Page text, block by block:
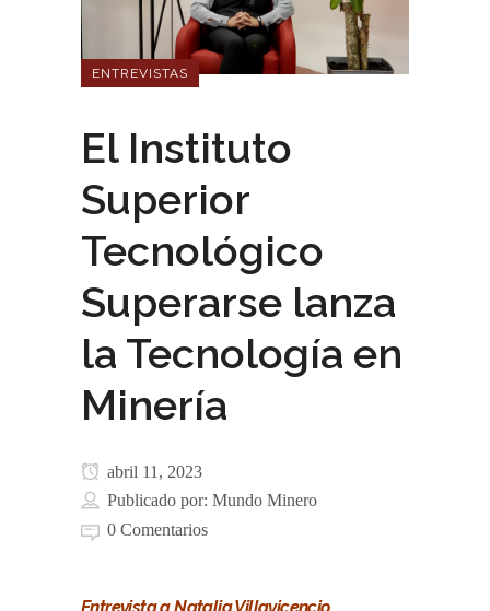
ENTREVISTAS
El Instituto
Superior
Tecnológico
Superarse lanza
la Tecnología en
Minería
abril 11, 2023
Publicado por: Mundo Minero
0 Comentarios